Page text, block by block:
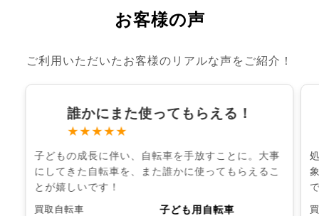
お客様の声
ご利用いただいたお客様のリアルな声をご紹介！
誰かにまた使ってもらえる！
★★★★★
子どもの成長に伴い、自転車を手放すことに。大事
にしてきた自転車を、また誰かに使ってもらえるこ
とが嬉しいです！
買取自転車 子ども用自転車